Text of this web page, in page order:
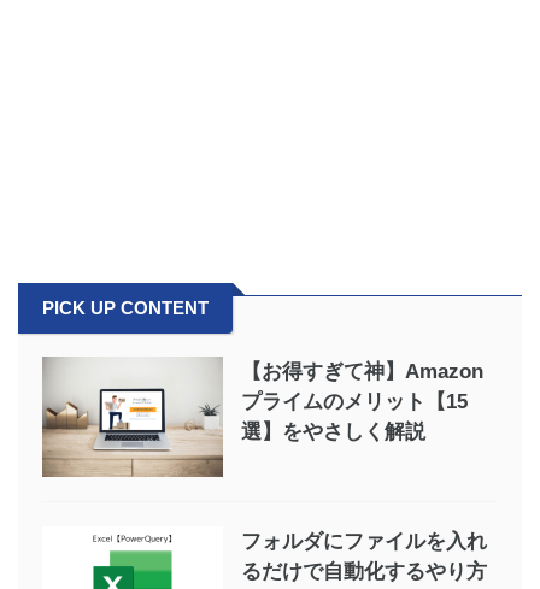
PICK UP CONTENT
【お得すぎて神】Amazon
プライムのメリット【15
選】をやさしく解説
フォルダにファイルを入れ
るだけで自動化するやり方